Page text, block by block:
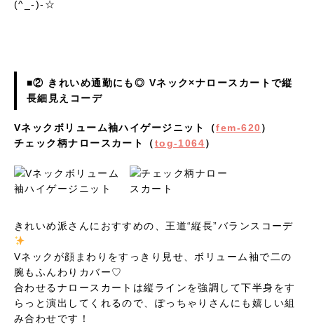
(^_-)-☆
■② きれいめ通勤にも◎ Vネック×ナロースカートで縦
長細見えコーデ
Vネックボリューム袖ハイゲージニット（fem-620）
チェック柄ナロースカート（tog-1064）
きれいめ派さんにおすすめの、王道“縦長”バランスコーデ
Vネックが顔まわりをすっきり見せ、ボリューム袖で二の
腕もふんわりカバー♡
合わせるナロースカートは縦ラインを強調して下半身をす
らっと演出してくれるので、ぽっちゃりさんにも嬉しい組
み合わせです！